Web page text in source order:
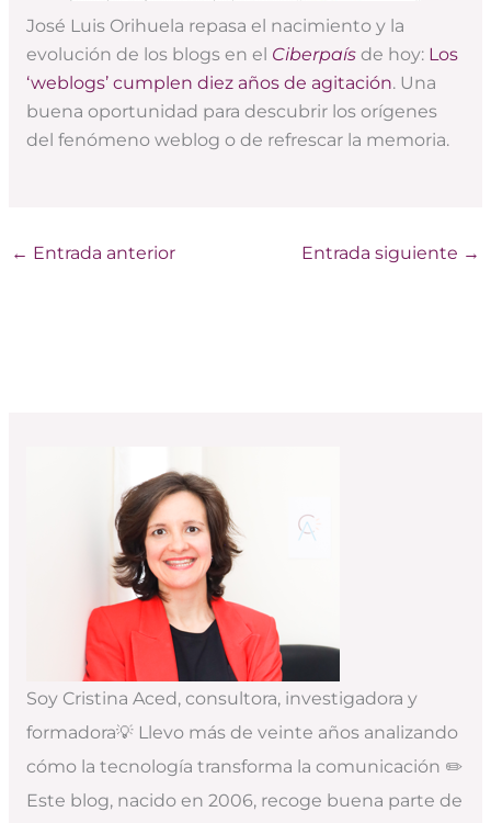
José Luis Orihuela repasa el nacimiento y la
evolución de los blogs en el Ciberpaísde hoy: Los
‘weblogs’ cumplen diez años de agitación. Una
buena oportunidad para descubrir los orígenes
del fenómeno weblog o de refrescar la memoria.
← Entrada anterior Entrada siguiente →
Soy Cristina Aced, consultora, investigadora y
formadora💡 Llevo más de veinte años analizando
cómo la tecnología transforma la comunicación ✏️
Este blog, nacido en 2006, recoge buena parte de